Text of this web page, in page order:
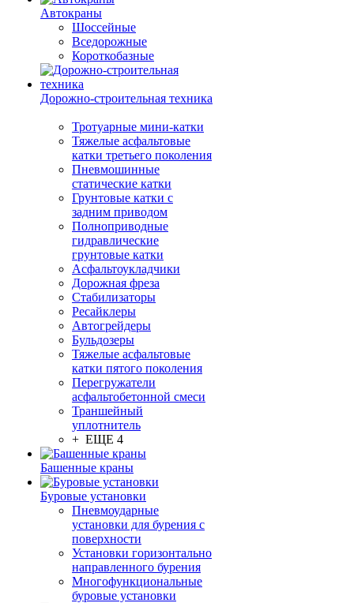
Автокраны
Шоссейные
Вседорожные
Короткобазные
Дорожно-строительная техника
Тротуарные мини-катки
Тяжелые асфальтовые
катки третьего поколения
Пневмошинные
статические катки
Грунтовые катки с
задним приводом
Полноприводные
гидравлические
грунтовые катки
Асфальтоукладчики
Дорожная фреза
Стабилизаторы
Ресайклеры
Автогрейдеры
Бульдозеры
Тяжелые асфальтовые
катки пятого поколения
Перегружатели
асфальтобетонной смеси
Траншейный
уплотнитель
+ ЕЩЕ 4
Башенные краны
Буровые установки
Пневмоударные
установки для бурения с
поверхности
Установки горизонтально
направленного бурения
Многофункциональные
буровые установки